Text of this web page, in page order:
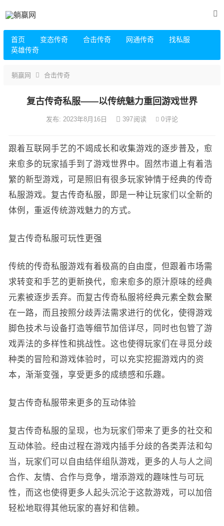
首页 变态传奇 合击传奇 网通传奇
找私服
英雄传奇
躺赢网 合击传奇
复古传奇私服——以传统魅力重回游戏世界
发布: 2023年8月16日 397阅读 0评论
跟着互联网手艺的不竭成长和收集游戏的逐步普及，愈
来愈多的玩家插手到了游戏世界中。固然市道上有着浩
繁的新型游戏，可是照旧有很多玩家钟情于经典的传奇
私服游戏。复古传奇私服，即是一种让玩家们以全新的
体例，重返传统游戏魅力的方式。
复古传奇私服可玩性更强
传统的传奇私服游戏有着极高的自由度，但跟着市场需
求转变和手艺的更新换代，愈来愈多的原汁原味的经典
元素被逐步丢弃。而复古传奇私服将经典元素全数会聚
在一路，而且按照分歧弄法需求进行的优化，使得游戏
脚色技术与设备打造等细节加倍详尽，同时也包管了游
戏弄法的多样性和挑战性。这也使得玩家们在寻觅分歧
种类的冒险和游戏体验时，可以充实挖掘游戏内的资
本，渐渐变强，享受更多的成绩感和乐趣。
复古传奇私服带来更多的互动体验
复古传奇私服的呈现，也为玩家们带来了更多的社交和
互动体验。经由过程在游戏内插手分歧的各类弄法和勾
当，玩家们可以自由结伴组队游戏，更多的人与人之间
合作、友情、合作与竞争，增添游戏的趣味性与可玩
性，而这也使得更多人起头沉沦于这款游戏，可以加倍
轻松地取得其他玩家的喜好和信赖。